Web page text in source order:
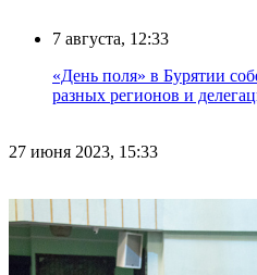
7 августа, 12:33
«День поля» в Бурятии
разных регионов и
27 июня 2023, 15:33